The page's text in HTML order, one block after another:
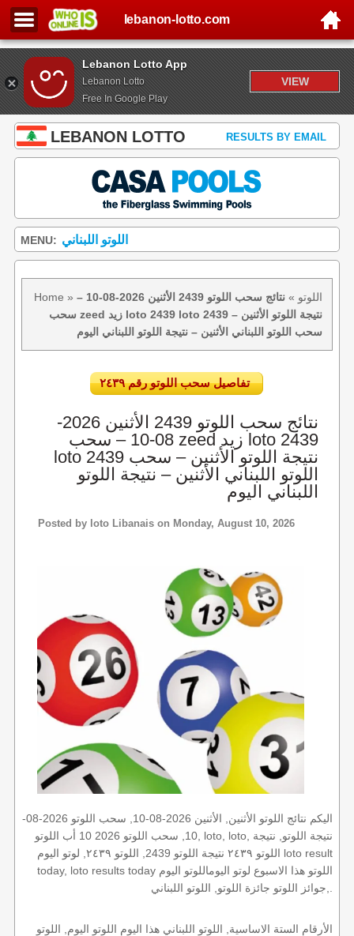
Lebanon Lotto App
Lebanon Lotto
Free In Google Play
VIEW
lebanon-lotto.com
LEBANON LOTTO RESULTS BY EMAIL
MENU: اللوتو اللبناني
Home » اللوتو »
نتائج سحب اللوتو 2439 الأثنين 2026-08-10 –
سحب zeed زيد loto 2439 loto 2439 نتيجة اللوتو الأثنين –
سحب اللوتو اللبناني الأثنين – نتيجة اللوتو اللبناني اليوم
تفاصيل سحب اللوتو رقم ٢٤٣٩
نتائج سحب اللوتو 2439 الأثنين 2026-
08-10 – سحب zeed زيد loto 2439
loto 2439 نتيجة اللوتو الأثنين – سحب
اللوتو اللبناني الأثنين – نتيجة اللوتو
اللبناني اليوم
Posted by loto Libanaison Monday, August 10, 2026
اليكم نتائج اللوتو الأثنين, الأثنين 2026-08-10, سحب اللوتو 2026-08-
10, سحب اللوتو 2026 10 أب اللوتو, loto, loto, نتيجة اللوتو, نتيجة
اللوتو ٢٤٣٩ نتيجة اللوتو 2439, اللوتو ٢٤٣٩, لوتو اليوم loto result
today, loto results today اللوتو هذا الاسبوع لوتو اليوماللوتو اليوم
الأرقام الستة الاساسية, اللوتو اللبناني هذا اليوم اللوتو اليوم, اللوتو